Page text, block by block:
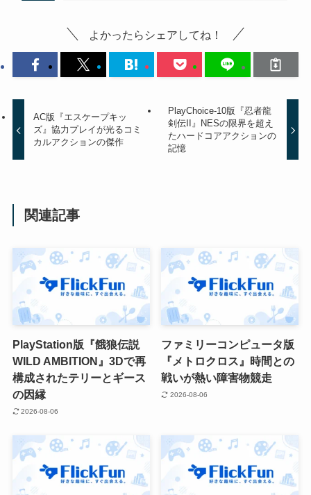
よかったらシェアしてね！
AC版『エスケープキッ
ズ』協力プレイが光るコミ
カルアクションの傑作
PlayChoice-10版『忍者龍
剣伝II』NESの限界を超え
たハードコアアクションの
記憶
関連記事
PlayStation版『餓狼伝説
WILD AMBITION』3Dで再
構成されたテリーとギース
の因縁
2026-08-06
ファミリーコンピュータ版
『メトロクロス』時間との
戦いが熱い障害物競走
2026-08-06